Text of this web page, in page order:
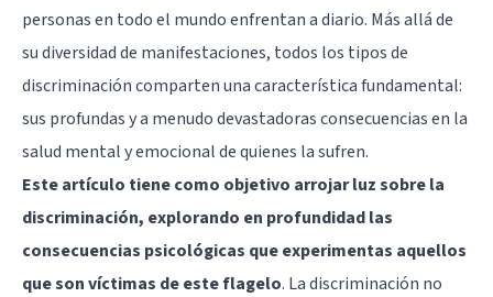
personas en todo el mundo enfrentan a diario. Más allá de
su diversidad de manifestaciones, todos los tipos de
discriminación comparten una característica fundamental:
sus profundas y a menudo devastadoras consecuencias en la
salud mental y emocional de quienes la sufren.
Este artículo tiene como objetivo arrojar luz sobre la
discriminación, explorando en profundidad las
consecuencias psicológicas que experimentas aquellos
que son víctimas de este flagelo. La discriminación no